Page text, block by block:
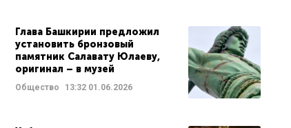
Глава Башкирии предложил
установить бронзовый
памятник Салавату Юлаеву,
оригинал – в музей
Общество 13:32 01.06.2026